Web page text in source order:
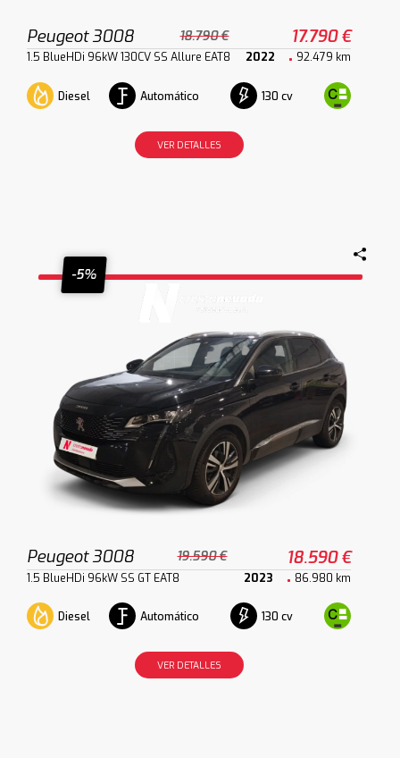
Peugeot 3008 18.790 € 17.790 €
1.5 BlueHDi 96kW 130CV SS Allure EAT8 2022 92.479 km
Diesel Automático 130 cv
VER DETALLES
-5%
Peugeot 3008 19.590 € 18.590 €
1.5 BlueHDi 96kW SS GT EAT8 2023 86.980 km
Diesel Automático 130 cv
VER DETALLES